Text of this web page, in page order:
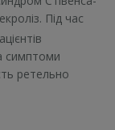
Під час
симптоми
ретельно